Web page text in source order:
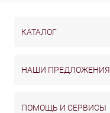
КАТАЛОГ
НАШИ ПРЕДЛОЖЕНИЯ
ПОМОЩЬ И СЕРВИСЫ